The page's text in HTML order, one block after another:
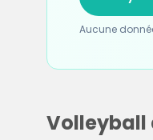
Aucune
Volleyball